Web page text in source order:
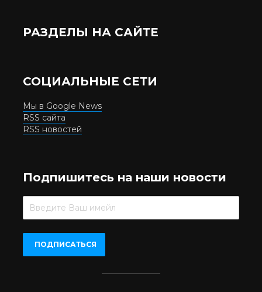
РАЗДЕЛЫ НА САЙТЕ
СОЦИАЛЬНЫЕ СЕТИ
Мы в Google News
RSS сайта
RSS новостей
Подпишитесь на наши новости